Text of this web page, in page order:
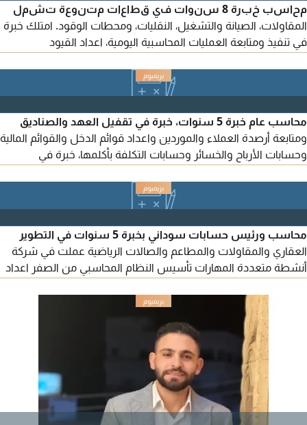
محاسب خبرة 8 سنوات في قطاعات متنوعة تشمل
المقاولات، الصيانة والتشغيل، النقليات، ومحطات الوقود. امتلك خبرة
في تنفيذ ومتابعة العمليات المحاسبية اليومية، اعداد القيود
والتسويات البنكية، الرواتب والمستحقات، تنفيذ أعمال الأقفال
الشهري والسنوي، اعداد ورفع الاقرارات الضريبية، المستخلصات
للمشاريع، والمساهمة الفعالة في اعداد التقارير والقوائم المالية.
محاسب عام خبرة 5 سنوات، خبرة في تقفيل العهد والصناديق
ومتابعة أرصدة العملاء والموردين واعداد قوائم الدخل والقوائم المالية
وحسابات الأرباح والخسائر وحسابات التكلفة بأكلمها، خبرة في
وتكلفتها ومخزونها، خبرة في اعداد تقرير الضريبة والتعامل مع
المنصات الحكومية، عملت لدي شركات كبري مثل كارفور وشركات
محاسب ورئيس حسابات سوداني بخبرة 5 سنوات في التطوير
العقاري والمقاولات والمطاعم والصالات الرياضية عملت في شركة
أنشطة متعددة المهارات تأسيس النظام المحاسبي من الصفر اعداد
ألذ كوي واعداد القوائم المالية ابحث عن عمل